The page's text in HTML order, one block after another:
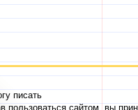
писать
пользоваться сайтом, вы